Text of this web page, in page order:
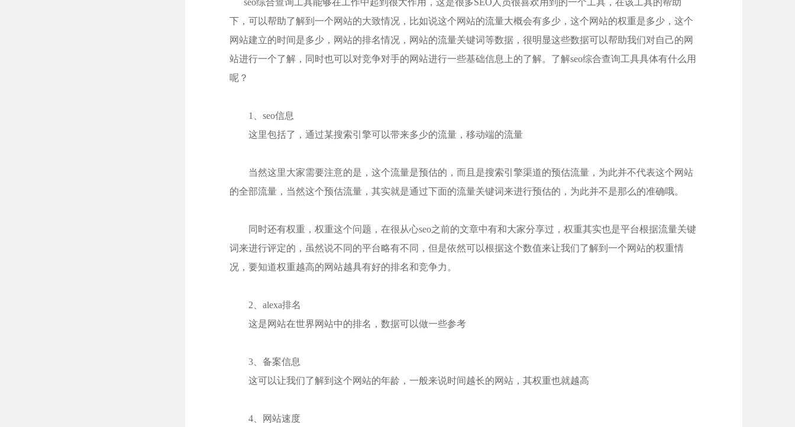
seo综合查询工具能够在工作中起到很大作用，这是很多SEO人员很喜欢用到的一个工具，在该工具的帮助
下，可以帮助了解到一个网站的大致情况，比如说这个网站的流量大概会有多少，这个网站的权重是多少，这个
网站建立的时间是多少，网站的排名情况，网站的流量关键词等数据，很明显这些数据可以帮助我们对自己的网
站进行一个了解，同时也可以对竞争对手的网站进行一些基础信息上的了解。了解seo综合查询工具具体有什么用
呢？
1、seo信息
这里包括了，通过某搜索引擎可以带来多少的流量，移动端的流量
当然这里大家需要注意的是，这个流量是预估的，而且是搜索引擎渠道的预估流量，为此并不代表这个网站
的全部流量，当然这个预估流量，其实就是通过下面的流量关键词来进行预估的，为此并不是那么的准确哦。
同时还有权重，权重这个问题，在很从心seo之前的文章中有和大家分享过，权重其实也是平台根据流量关键
词来进行评定的，虽然说不同的平台略有不同，但是依然可以根据这个数值来让我们了解到一个网站的权重情
况，要知道权重越高的网站越具有好的排名和竞争力。
2、alexa排名
这是网站在世界网站中的排名，数据可以做一些参考
3、备案信息
这可以让我们了解到这个网站的年龄，一般来说时间越长的网站，其权重也就越高
4、网站速度